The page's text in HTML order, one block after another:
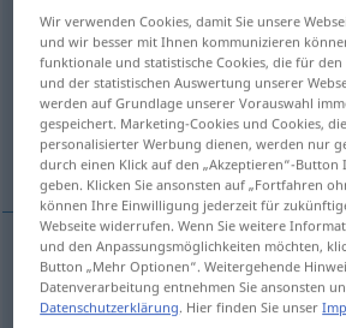
schalten
Übersicht aller Übersetzungen
(Für mehr Details die Übersetzung
ギアを切り替える
ギアを切り替える[gia o kirikaeru]
Wir verwenden Cookies, damit Sie unsere
und wir besser mit Ihnen kommunizieren
funktionale und statistische Cookies, die für
und der statistischen Auswertung unserer
werden auf Grundlage unserer Vorauswahl
gespeichert. Marketing-Cookies und Cookies,
personalisierter Werbung dienen, werden nur
durch einen Klick auf den „Akzeptieren“-Button
geben. Klicken Sie ansonsten auf „Fortfahren
können Ihre Einwilligung jederzeit für
Webseite widerrufen. Wenn Sie weitere
und den Anpassungsmöglichkeiten möchten,
Button „Mehr Optionen“. Weitergehende
Datenverarbeitung entnehmen Sie ansonsten
Datenschutzerklärung. Hier finden Sie unser